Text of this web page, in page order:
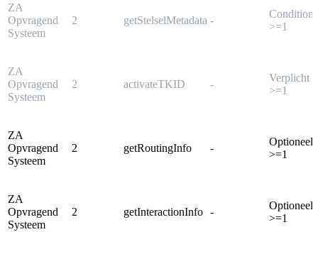
ZA
Opvragend
Systeem
2 getStelselMetadata -
>=1
ZA
Opvragend
Systeem
2 activateTKID -
Verplicht
>=1
ZA
Opvragend
Systeem
2 getRoutingInfo -
Optioneel
>=1
ZA
Opvragend
Systeem
2 getInteractionInfo -
Optioneel
>=1